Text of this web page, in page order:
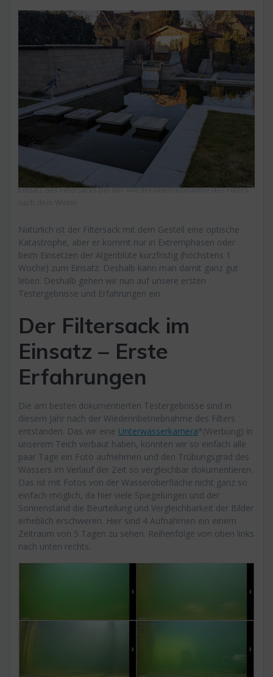
Einsatz des Filtersacks bei der Wiederinbetriebnahme des Filters
Natürlich ist der Filtersack mit dem Gestell eine optische
Katastrophe, aber er kommt nur in Extremphasen oder
beim Einsetzen der Algenblüte kurzfristig (höchstens 1
Woche) zum Einsatz. Deshalb kann man damit ganz gut
leben. Deshalb gehen wir nun auf unsere ersten
Testergebnisse und Erfahrungen ein.
Der Filtersack im
Einsatz – Erste
Erfahrungen
Die am besten dokumentierten Testergebnisse sind in
diesem Jahr nach der Wiederinbetriebnahme des Filters
entstanden. Das wir eine Unterwasserkamera*(Werbung) in
unserem Teich verbaut haben, konnten wir so einfach alle
paar Tage ein Foto aufnehmen und den Trübungsgrad des
Wassers im Verlauf der Zeit so vergleichbar dokumentieren.
Das ist mit Fotos von der Wasseroberfläche nicht ganz so
einfach möglich, da hier viele Spiegelungen und der
Sonnenstand die Beurteilung und Vergleichbarkeit der Bilder
erheblich erschweren. Hier sind 4 Aufnahmen ein einem
Zeitraum von 5 Tagen zu sehen. Reihenfolge von oben links
nach unten rechts.